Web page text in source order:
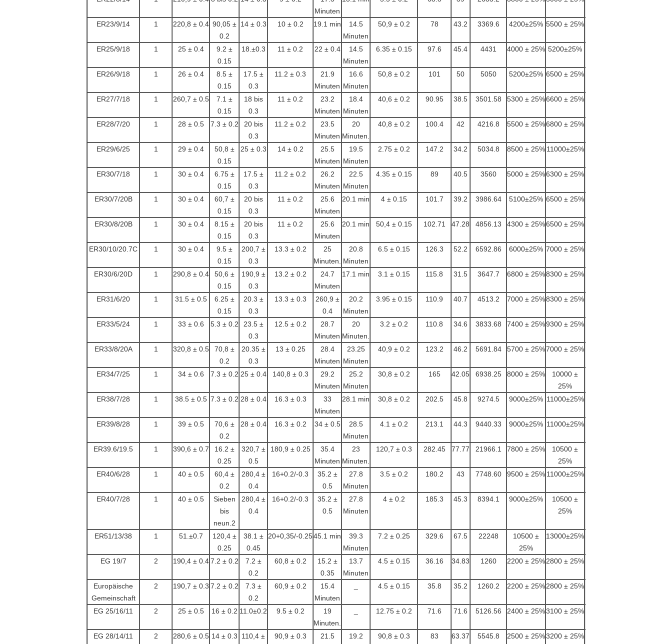
Minuten
ER23/9/14 1 220,8 ± 0.4 90,05 ±
0.2
14 ± 0.3 10 ± 0.2 19.1 min
14.5
Minuten
50,9 ± 0.2 78 43.2 3369.6 4200±25% 5500 ± 25%
ER25/9/18 1 25 ± 0.4
9.2 ±
0.15
18.±0.3 11 ± 0.2 22 ± 0.4
14.5
Minuten
6.35 ± 0.15 97.6 45.4 4431 4000 ± 25% 5200±25%
ER26/9/18 1 26 ± 0.4
8.5 ±
0.15
17.5 ±
0.3
11.2 ± 0.3
21.9
Minuten
16.6
Minuten
50,8 ± 0.2 101 50 5050 5200±25% 6500 ± 25%
ER27/7/18 1 260,7 ± 0.5
7.1 ±
0.15
18 bis
0.3
11 ± 0.2
23.2
Minuten
18.4
Minuten
40,6 ± 0.2 90.95 38.5 3501.58 5300 ± 25%6600 ± 25%
ER28/7/20 1 28 ± 0.5 7.3 ± 0.2
20 bis
0.3
11.2 ± 0.2
23.5
Minuten
20
Minuten.
40,8 ± 0.2 100.4 42 4216.8 5500 ± 25%6800 ± 25%
ER29/6/25 1 29 ± 0.4
50,8 ±
0.15
25 ± 0.3 14 ± 0.2
25.5
Minuten
19.5
Minuten
2.75 ± 0.2 147.2 34.2 5034.8 8500 ± 25% 11000±25%
ER30/7/18 1 30 ± 0.4
6.75 ±
0.15
17.5 ±
0.3
11.2 ± 0.2
26.2
Minuten
22.5
Minuten
4.35 ± 0.15 89 40.5 3560 5000 ± 25%6300 ± 25%
ER30/7/20B 1 30 ± 0.4
60,7 ±
0.15
20 bis
0.3
11 ± 0.2
25.6
Minuten
20.1 min 4 ± 0.15 101.7 39.2 3986.64 5100±25% 6500 ± 25%
ER30/8/20B 1 30 ± 0.4
8.15 ±
0.15
20 bis
0.3
11 ± 0.2
25.6
Minuten
20.1 min 50,4 ± 0.15 102.71 47.28 4856.13 4300 ± 25%6500 ± 25%
ER30/10/20.7C 1 30 ± 0.4
9.5 ±
0.15
200,7 ±
0.3
13.3 ± 0.2
25
Minuten.
20.8
Minuten
6.5 ± 0.15 126.3 52.2 6592.86 6000±25% 7000 ± 25%
ER30/6/20D 1 290,8 ± 0.4
50,6 ±
0.15
190,9 ±
0.3
13.2 ± 0.2
24.7
Minuten
17.1 min 3.1 ± 0.15 115.8 31.5 3647.7 6800 ± 25%8300 ± 25%
ER31/6/20 1 31.5 ± 0.5
6.25 ±
0.15
20.3 ±
0.3
13.3 ± 0.3
260,9 ±
0.4
20.2
Minuten
3.95 ± 0.15 110.9 40.7 4513.2 7000 ± 25%8300 ± 25%
ER33/5/24 1 33 ± 0.6 5.3 ± 0.2
23.5 ±
0.3
12.5 ± 0.2
28.7
Minuten
20
Minuten.
3.2 ± 0.2 110.8 34.6 3833.68 7400 ± 25%9300 ± 25%
ER33/8/20A 1 320,8 ± 0.5
70,8 ±
0.2
20.35 ±
0.3
13 ± 0.25
28.4
Minuten
23.25
Minuten
40,9 ± 0.2 123.2 46.2 5691.84 5700 ± 25%7000 ± 25%
ER34/7/25 1 34 ± 0.6 7.3 ± 0.2 25 ± 0.4 140,8 ± 0.3
29.2
Minuten
25.2
Minuten
30,8 ± 0.2 165 42.05 6938.25 8000 ± 25%
10000 ±
25%
ER38/7/28 1 38.5 ± 0.5 7.3 ± 0.2 28 ± 0.4 16.3 ± 0.3
33
Minuten
28.1 min 30,8 ± 0.2 202.5 45.8 9274.5 9000±25% 11000±25%
ER39/8/28 1 39 ± 0.5
70,6 ±
0.2
28 ± 0.4 16.3 ± 0.2 34 ± 0.5
28.5
Minuten
4.1 ± 0.2 213.1 44.3 9440.33 9000±25% 11000±25%
ER39.6/19.5 1 390,6 ± 0.7
16.2 ±
0.25
320,7 ±
0.5
180,9 ± 0.25
35.4
Minuten
23
Minuten.
120,7 ± 0.3 282.45 77.77 21966.1 7800 ± 25%
10500 ±
25%
ER40/6/28 1 40 ± 0.5
60,4 ±
0.2
280,4 ±
0.4
16+0.2/-0.3
35.2 ±
0.5
27.8
Minuten
3.5 ± 0.2 180.2 43 7748.60 9500 ± 25% 11000±25%
ER40/7/28 1 40 ± 0.5
Sieben
bis
neun.2
280,4 ±
0.4
16+0.2/-0.3
35.2 ±
0.5
27.8
Minuten
4 ± 0.2 185.3 45.3 8394.1 9000±25%
10500 ±
25%
ER51/13/38 1 51.±0.7
120,4 ±
0.25
38.1 ±
0.45
20+0,35/-0.2545.1 min
39.3
Minuten
7.2 ± 0.25 329.6 67.5 22248
10500 ±
25%
13000±25%
EG 19/7 2 190,4 ± 0.4 7.2 ± 0.2
7.2 ±
0.2
60,8 ± 0.2
15.2 ±
0.35
13.7
Minuten
4.5 ± 0.15 36.16 34.83 1260 2200 ± 25%2800 ± 25%
Europäische
Gemeinschaft
2 190,7 ± 0.3 7.2 ± 0.2
7.3 ±
0.2
60,9 ± 0.2
15.4
Minuten
4.5 ± 0.15 35.8 35.2 1260.2 2200 ± 25%2800 ± 25%
EG 25/16/11 2 25 ± 0.5 16 ± 0.2 11.0±0.2 9.5 ± 0.2
19
Minuten.
12.75 ± 0.2 71.6 71.6 5126.56 2400 ± 25%3100 ± 25%
EG 28/14/11 2 280,6 ± 0.5 14 ± 0.3 110,4 ± 90,9 ± 0.3 21.5 19.2 90,8 ± 0.3 83 63.37 5545.8 2500 ± 25%3200 ± 25%